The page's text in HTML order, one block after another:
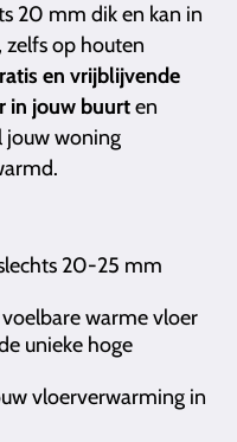
20 mm dik en kan in
zelfs op houten
en vrijblijvende
in jouw buurten
jouw woning
20-25 mm
warme vloer
unieke hoge
vloerverwarming in